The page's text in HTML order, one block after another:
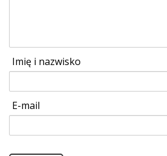
Imię i nazwisko
E-mail